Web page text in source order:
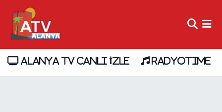
ALANYA TV CANLI İZLE RADYOTIME